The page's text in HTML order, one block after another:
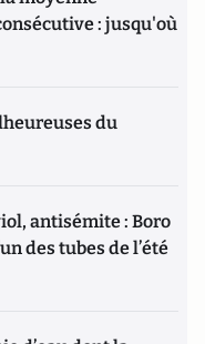
: jusqu'où
du
antisémite : Boro
des tubes de l’été